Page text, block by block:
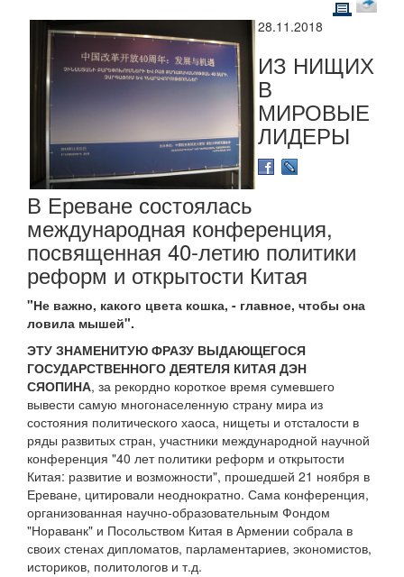
28.11.2018
ИЗ НИЩИХ
В
МИРОВЫЕ
ЛИДЕРЫ
В Ереване состоялась
международная конференция,
посвященная 40-летию политики
реформ и открытости Китая
"Не важно, какого цвета кошка, - главное, чтобы она
ловила мышей".
ЭТУ ЗНАМЕНИТУЮ ФРАЗУ ВЫДАЮЩЕГОСЯ
ГОСУДАРСТВЕННОГО ДЕЯТЕЛЯ КИТАЯ ДЭН
СЯОПИНА, за рекордно короткое время сумевшего
вывести самую многонаселенную страну мира из
состояния политического хаоса, нищеты и отсталости в
ряды развитых стран, участники международной научной
конференция "40 лет политики реформ и открытости
Китая: развитие и возможности", прошедшей 21 ноября в
Ереване, цитировали неоднократно. Сама конференция,
организованная научно-образовательным Фондом
"Нораванк" и Посольством Китая в Армении собрала в
своих стенах дипломатов, парламентариев, экономистов,
историков, политологов и т.д.